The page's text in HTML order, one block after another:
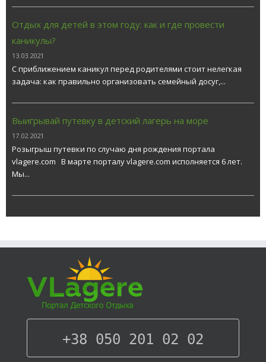
Отдых для детей в этом году: как и где провести
каникулы?
13.03.2021
С приближением каникул перед родителями стоит нелегкая
задача: как правильно организовать семейный досуг,...
Выигрывай путевку в детский лагерь на море
17.02.2021
Розыгрыш путевки по случаю дня рождения портала
vlagere.com В марте порталу vlagere.com исполняется 6 лет.
Мы...
+38 050 201 02 02